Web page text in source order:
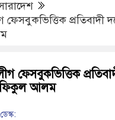
প্রতিবাদী
ফেসবুকভিত্তিক
আলম